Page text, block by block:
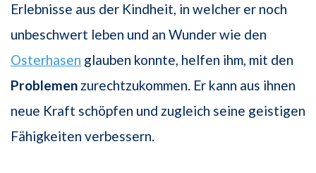
Erlebnisse aus der Kindheit, in welcher er noch
unbeschwert leben und an Wunder wie den
Osterhasen glauben konnte, helfen ihm, mit den
Problemen zurechtzukommen. Er kann aus ihnen
neue Kraft schöpfen und zugleich seine geistigen
Fähigkeiten verbessern.